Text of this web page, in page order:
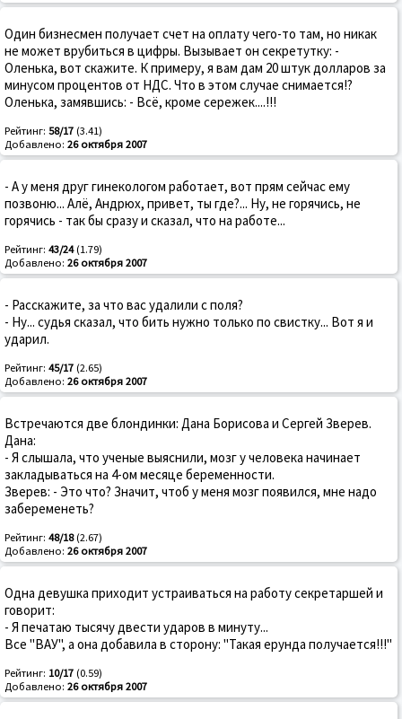
Один бизнесмен получает счет на оплату чего-то там, но никак
не может врубиться в цифры. Вызывает он секретутку: -
Оленька, вот скажите. К примеру, я вам дам 20 штук долларов за
минусом процентов от НДС. Что в этом случае снимается!?
Оленька, замявшись: - Всё, кроме сережек....!!!
Рейтинг: 58/17 (3.41)
Добавлено: 26 октября 2007
- А у меня друг гинекологом работает, вот прям сейчас ему
позвоню... Алё, Андрюх, привет, ты где?... Ну, не горячись, не
горячись - так бы сразу и сказал, что на работе...
Рейтинг: 43/24(1.79)
Добавлено: 26 октября 2007
- Расскажите, за что вас удалили с поля?
- Ну... судья сказал, что бить нужно только по свистку... Вот я и
ударил.
Рейтинг: 45/17 (2.65)
Добавлено: 26 октября 2007
Встречаются две блондинки: Дана Борисова и Сергей Зверев.
Дана:
- Я слышала, что ученые выяснили, мозг у человека начинает
закладываться на 4-ом месяце беременности.
Зверев: - Это что? Значит, чтоб у меня мозг появился, мне надо
забеременеть?
Рейтинг: 48/18(2.67)
Добавлено: 26 октября 2007
Одна девушка приходит устраиваться на работу секретаршей и
говорит:
- Я печатаю тысячу двести ударов в минуту...
Все "ВАУ", а она добавила в сторону: "Такая ерунда получается!!!"
Рейтинг: 10/17 (0.59)
Добавлено: 26 октября 2007